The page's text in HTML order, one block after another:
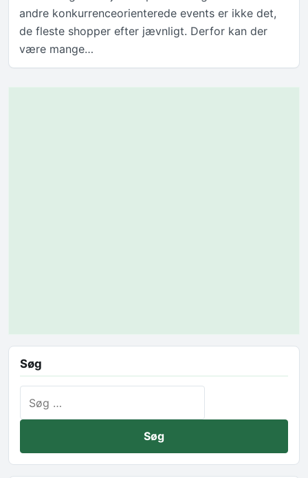
andre konkurrenceorienterede events er ikke det,
de fleste shopper efter jævnligt. Derfor kan der
være mange…
Søg